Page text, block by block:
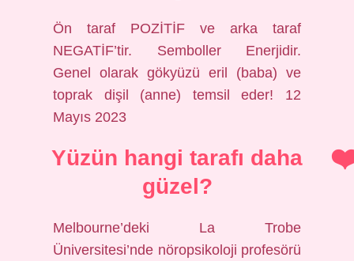
Ön taraf POZİTİF ve arka taraf
NEGATİF’tir. Semboller Enerjidir.
Genel olarak gökyüzü eril (baba) ve
toprak dişil (anne) temsil eder! 12
Mayıs 2023
Yüzün hangi tarafı daha
güzel?
Melbourne’deki La Trobe
Üniversitesi’nde nöropsikoloji profesörü